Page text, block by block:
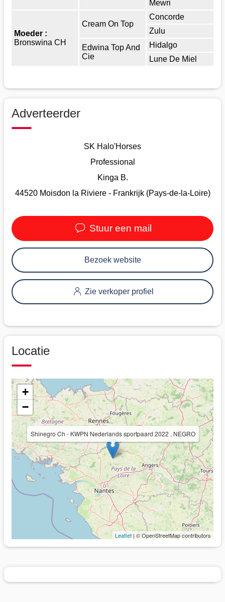
Mewri
Moeder :
Bronswina CH
Cream On Top
Concorde
Zulu
Edwina Top And
Cie
Hidalgo
Lune De Miel
Adverteerder
SK Halo'Horses
Professional
Kinga B.
44520 Moisdon la Riviere - Frankrijk (Pays-de-la-Loire)
Stuur een mail
Bezoek website
Zie verkoper profiel
Locatie
Shinegro Ch - KWPN Nederlands sportpaard 2022 , NEGRO
+
−
Leaflet| © OpenStreetMap contributors